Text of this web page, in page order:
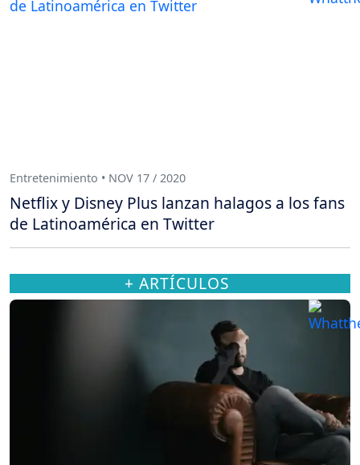
Entretenimiento • NOV 17 / 2020
Netflix y Disney Plus lanzan halagos a los fans
de Latinoamérica en Twitter
+ ARTÍCULOS